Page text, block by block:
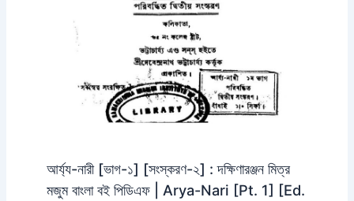
আর্য্য-নারী [ভাগ-১] [সংস্করণ-২] : দক্ষিণারঞ্জন মিত্র
মজুম বাংলা বই পিডিএফ | Arya-Nari [Pt. 1] [Ed.